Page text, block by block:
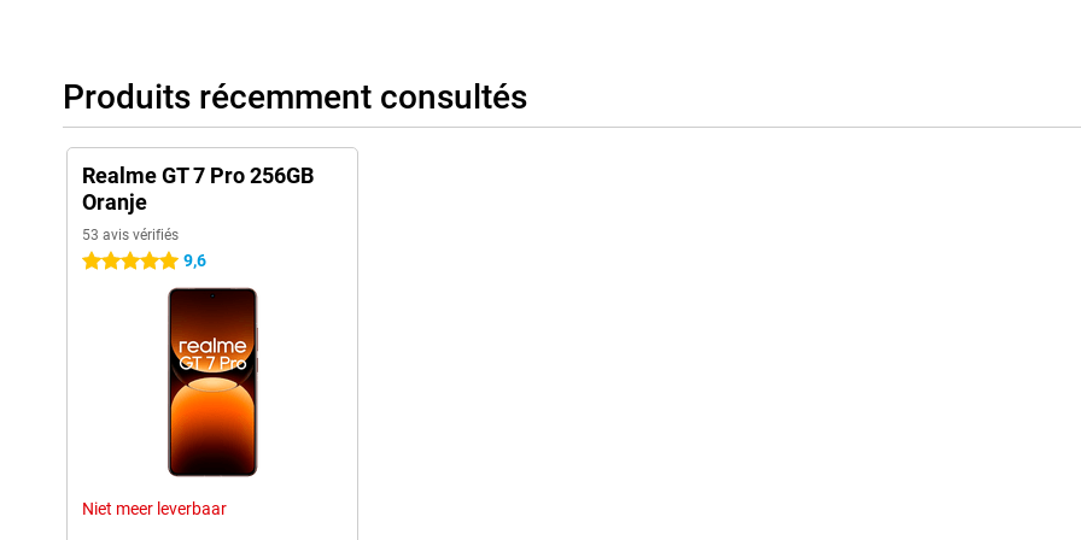
Produits récemment consultés
Realme GT 7 Pro 256GB
Oranje
53 avis vérifiés
5 étoiles 9,6
Niet meer leverbaar